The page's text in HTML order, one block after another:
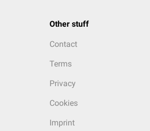
Other stuff
Contact
Terms
Privacy
Cookies
Imprint